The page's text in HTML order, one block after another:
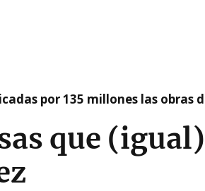
por 135 millones las obras
que